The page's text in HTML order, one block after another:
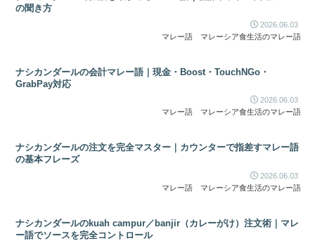
の聞き方
2026.06.03
マレー語
マレーシア食生活のマレー語
ナシカンダールの会計マレー語｜現金・Boost・TouchNGo・
GrabPay対応
2026.06.03
マレー語
マレーシア食生活のマレー語
ナシカンダールの注文を完全マスター｜カウンターで指差すマレー語
の基本フレーズ
2026.06.03
マレー語
マレーシア食生活のマレー語
ナシカンダールのkuah campur／banjir（カレーがけ）注文術｜マレ
ー語でソースを完全コントロール